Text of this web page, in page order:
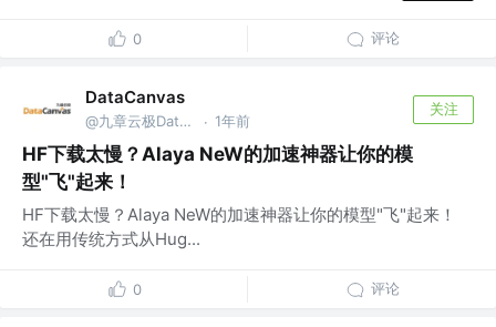
0 评论
DataCanvas
@九章云极DataCanvas · 1年前
关注
HF下载太慢？Alaya NeW的加速神器让你的模
型"飞"起来！
HF下载太慢？Alaya NeW的加速神器让你的模型"飞"起来！
还在用传统方式从Hug...
0 评论